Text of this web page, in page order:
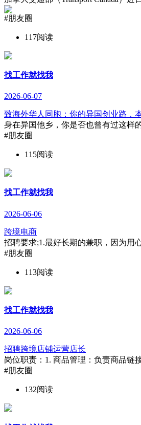
#朋友圈
117阅读
找工作就找我
2026-06-07
致海外华人同胞：你的异国创业路，
身在异国他乡，你是否也曾有过这样
#朋友圈
115阅读
找工作就找我
2026-06-06
跨境电商
招聘要求;1.最好长期的兼职，因为用
#朋友圈
113阅读
找工作就找我
2026-06-06
招聘跨境店铺运营店长
岗位职责：1. 商品管理：负责商品链
#朋友圈
132阅读